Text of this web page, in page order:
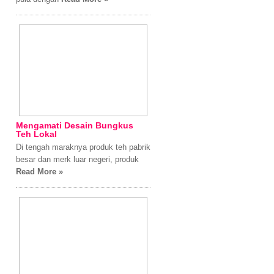
Mengamati Desain Bungkus
Teh Lokal
Di tengah maraknya produk teh pabrik
besar dan merk luar negeri, produk
Read More »